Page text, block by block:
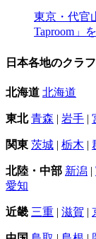
東京・代官
Taproom」
日本各地のクラ
北海道 北海道
東北 青森 | 岩手 |
関東 茨城 | 栃木 |
北陸・中部 新潟 |
愛知
近畿 三重 | 滋賀 |